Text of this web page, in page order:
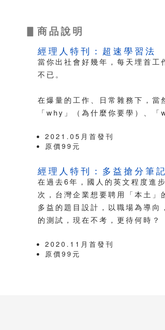
▋商品說明
經理人特刊：超速學習法
當你出社會好幾年，每天埋首
不已。
在爆量的工作、日常雜務下，當
「why」（為什麼你要學）、
2021.05月首發刊
原價99元
經理人特刊：多益搶分筆記
在過去6年，國人的英文程度進
次，台灣企業想要聘用「本土」
多益的題目設計，以職場為導
的測試，現在不考，更待何時？
2020.11月首發刊
原價99元